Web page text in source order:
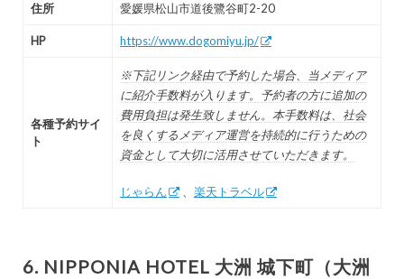
住所 愛媛県松山市道後鷺谷町2-20
HP https://www.dogomiyu.jp/
各種予約サイ
ト
※下記リンク経由で予約した場合、当メディア
に紹介手数料が入ります。予約者の方に追加の
費用負担は発生致しません。本手数料は、社会
を良くするメディア運営を持続的に行うための
資金として大切に活用させていただきます。
じゃらん 楽天トラベル
6. NIPPONIA HOTEL 大洲 城下町（大洲